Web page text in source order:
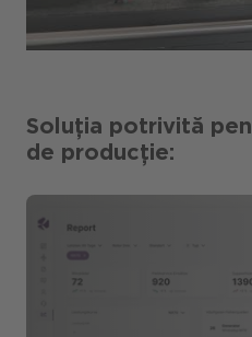
Soluția potrivită
de producție: